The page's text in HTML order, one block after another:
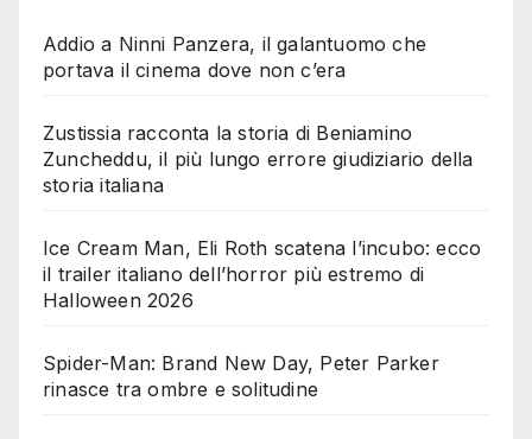
Addio a Ninni Panzera, il galantuomo che
portava il cinema dove non c’era
Zustissia racconta la storia di Beniamino
Zuncheddu, il più lungo errore giudiziario della
storia italiana
Ice Cream Man, Eli Roth scatena l’incubo: ecco
il trailer italiano dell’horror più estremo di
Halloween 2026
Spider-Man: Brand New Day, Peter Parker
rinasce tra ombre e solitudine